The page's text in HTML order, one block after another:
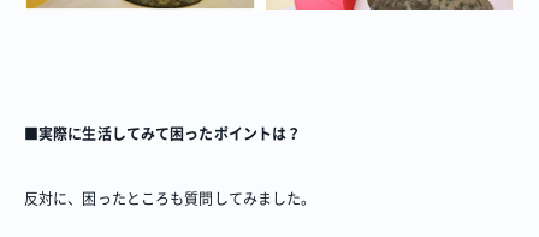
■実際に生活してみて困ったポイントは？
反対に、困ったところも質問してみました。